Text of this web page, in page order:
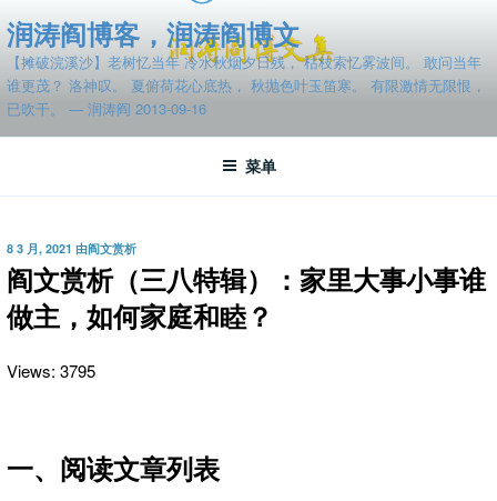
至
容
润涛阎博客，润涛阎博文
【摊破浣溪沙】老树忆当年 冷水秋烟夕日残， 枯枝索忆雾波间。 敢问当年
谁更茂？ 洛神叹。 夏俯荷花心底热， 秋抛色叶玉笛寒。 有限激情无限恨，
已吹干。 — 润涛阎 2013-09-16
菜单
发
布
于
8 3 月, 2021 由阎文赏析
阎文赏析（三八特辑）：家里大事小事谁
做主，如何家庭和睦？
Views: 3795
一、阅读文章列表